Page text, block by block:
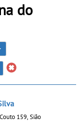
do
159, Sião